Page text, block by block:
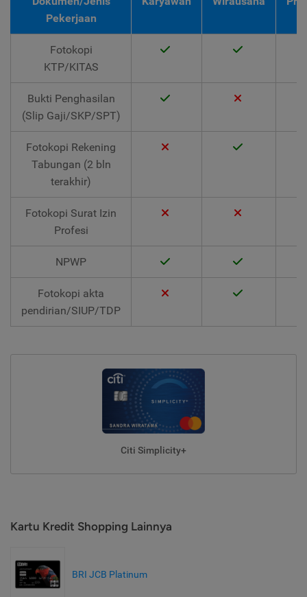
Pekerjaan
Fotokopi
KTP/KITAS
Bukti Penghasilan
(Slip Gaji/SKP/SPT)
Fotokopi Rekening
Tabungan (2 bln
terakhir)
Fotokopi Surat Izin
Profesi
NPWP
Fotokopi akta
pendirian/SIUP/TDP
Citi Simplicity+
Kartu Kredit Shopping Lainnya
BRI JCB Platinum